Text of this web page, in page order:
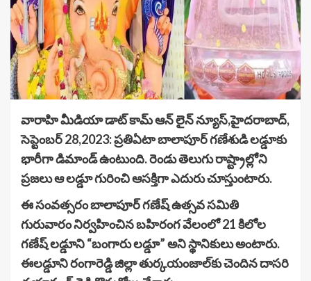
వారాహి మీడియా డాట్ కామ్ ఆన్ లైన్ న్యూస్,హైదరాబాద్,
సెప్టెంబర్ 28,2023: ప్రతిఏటా బాలాపూర్ గణేశుడి లడ్డూకు
భారీగా డిమాండ్ ఉంటుంది. రెండు తెలుగు రాష్ట్రాల్లోని
ప్రజలు ఆ లడ్డూ గురించి ఆసక్తిగా ఎదురు చూస్తుంటారు.
ఈ సంవత్సరం బాలాపూర్ గణేష్ ఉత్సవ సమితి
గురువారం నిర్వహించిన బహిరంగ వేలంలో 21 కిలోల
గణేష్ లడ్డూని “బంగారు లడ్డూ” అని స్థానికులు అంటారు.
ఈలడ్డూని రంగారెడ్డి జిల్లా తుర్కయంజాల్‌కు చెందిన దాసరి